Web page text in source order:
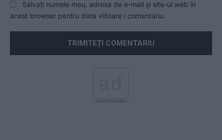
Salvați numele meu, adresa de e-mail și site-ul web în
acest browser pentru data viitoare i comentariu.
- Advertisment -